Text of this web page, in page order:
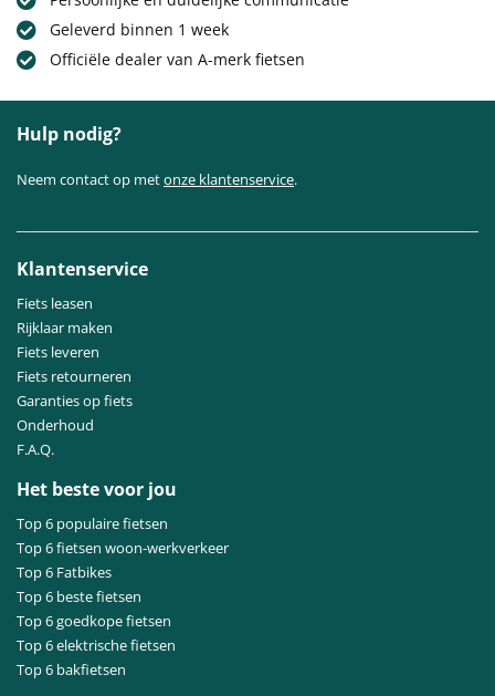
Geleverd binnen 1 week
Officiële dealer van A-merk fietsen
Hulp nodig?
Neem contact op metonze klantenservice.
Klantenservice
Fiets leasen
Rijklaar maken
Fiets leveren
Fiets retourneren
Garanties op fiets
Onderhoud
F.A.Q.
Het beste voor jou
Top 6 populaire fietsen
Top 6 fietsen woon-werkverkeer
Top 6 Fatbikes
Top 6 beste fietsen
Top 6 goedkope fietsen
Top 6 elektrische fietsen
Top 6 bakfietsen